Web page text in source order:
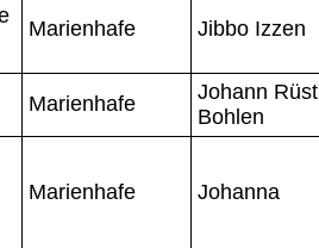
Marienhafe Jibbo Izzen
Marienhafe
Johann Rüst
Bohlen
Marienhafe Johanna